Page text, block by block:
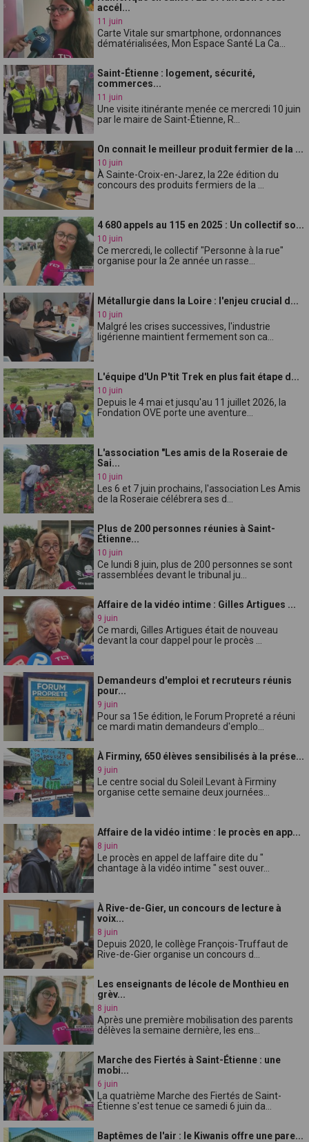
accél...
11 juin
Carte Vitale sur smartphone, ordonnances
dématérialisées, Mon Espace Santé La Ca...
Saint-Étienne : logement, sécurité,
commerces...
11 juin
Une visite itinérante menée ce mercredi 10 juin
par le maire de Saint-Étienne, R...
On connait le meilleur produit fermier de la ...
10 juin
À Sainte-Croix-en-Jarez, la 22e édition du
concours des produits fermiers de la ...
4 680 appels au 115 en 2025 : Un collectif so...
10 juin
Ce mercredi, le collectif "Personne à la rue"
organise pour la 2e année un rasse...
Métallurgie dans la Loire : l'enjeu crucial d...
10 juin
Malgré les crises successives, l'industrie
ligérienne maintient fermement son ca...
L'équipe d'Un P'tit Trek en plus fait étape d...
10 juin
Depuis le 4 mai et jusqu'au 11 juillet 2026, la
Fondation OVE porte une aventure...
L'association "Les amis de la Roseraie de
Sai...
10 juin
Les 6 et 7 juin prochains, l'association Les Amis
de la Roseraie célébrera ses d...
Plus de 200 personnes réunies à Saint-
Étienne...
10 juin
Ce lundi 8 juin, plus de 200 personnes se sont
rassemblées devant le tribunal ju...
Affaire de la vidéo intime : Gilles Artigues ...
9 juin
Ce mardi, Gilles Artigues était de nouveau
devant la cour dappel pour le procès ...
Demandeurs d'emploi et recruteurs réunis
pour...
9 juin
Pour sa 15e édition, le Forum Propreté a réuni
ce mardi matin demandeurs d'emplo...
À Firminy, 650 élèves sensibilisés à la prése...
9 juin
Le centre social du Soleil Levant à Firminy
organise cette semaine deux journées...
Affaire de la vidéo intime : le procès en app...
8 juin
Le procès en appel de laffaire dite du "
chantage à la vidéo intime " sest ouver...
À Rive-de-Gier, un concours de lecture à
voix...
8 juin
Depuis 2020, le collège François-Truffaut de
Rive-de-Gier organise un concours d...
Les enseignants de lécole de Monthieu en
grèv...
8 juin
Après une première mobilisation des parents
délèves la semaine dernière, les ens...
Marche des Fiertés à Saint-Étienne : une
mobi...
6 juin
La quatrième Marche des Fiertés de Saint-
Étienne s'est tenue ce samedi 6 juin da...
Baptêmes de l'air : le Kiwanis offre une pare...